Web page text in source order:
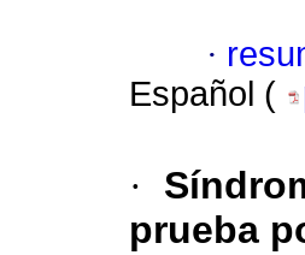
·
Español (
·
prueba